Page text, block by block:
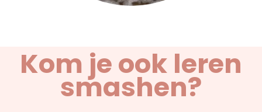
Kom je ook leren
smashen?